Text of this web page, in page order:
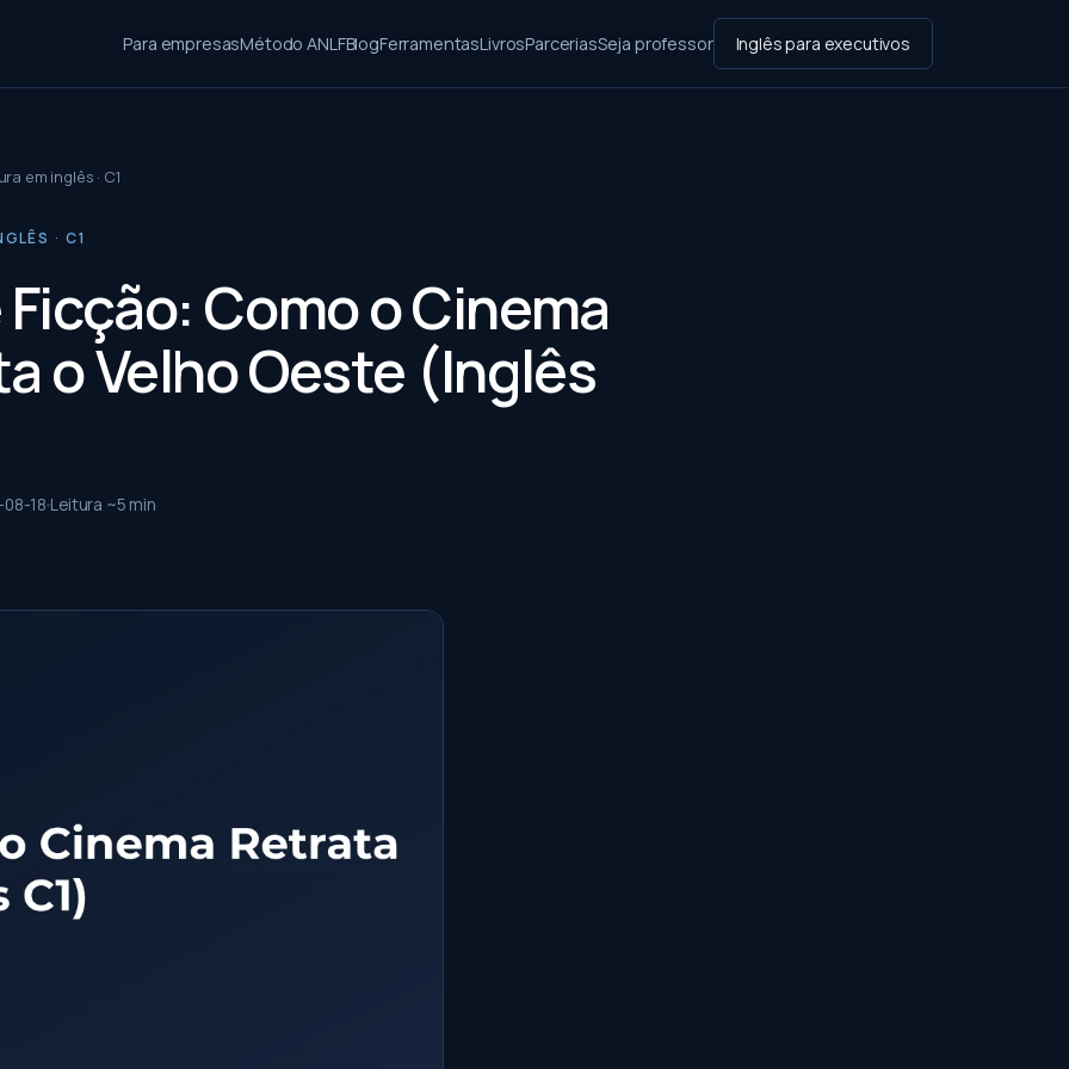
Para empresasMétodo ANLFBlogFerramentasLivrosParceriasSeja professor Inglês para executivos
em inglês · C1
· C1
Como o Cinema
o Velho Oeste (Inglês
18 Leitura ~5 min